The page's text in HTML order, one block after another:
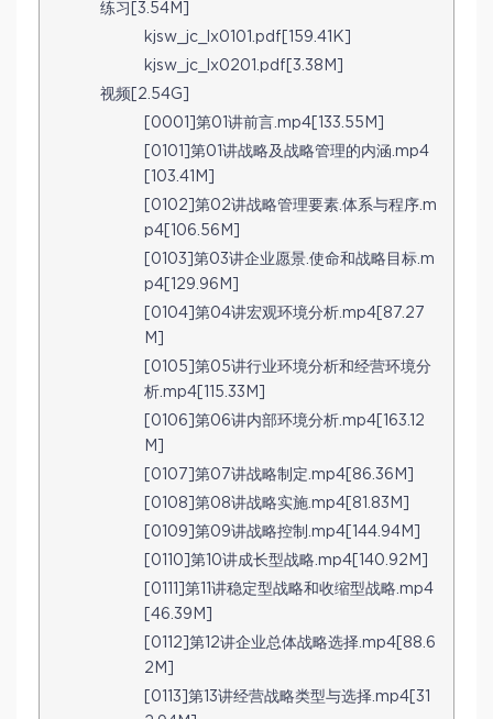
练习[3.54M]
kjsw_jc_lx0101.pdf[159.41K]
kjsw_jc_lx0201.pdf[3.38M]
视频[2.54G]
[0001]第01讲前言.mp4[133.55M]
[0101]第01讲战略及战略管理的内涵.mp4
[103.41M]
[0102]第02讲战略管理要素.体系与程序.m
p4[106.56M]
[0103]第03讲企业愿景.使命和战略目标.m
p4[129.96M]
[0104]第04讲宏观环境分析.mp4[87.27
M]
[0105]第05讲行业环境分析和经营环境分
析.mp4[115.33M]
[0106]第06讲内部环境分析.mp4[163.12
M]
[0107]第07讲战略制定.mp4[86.36M]
[0108]第08讲战略实施.mp4[81.83M]
[0109]第09讲战略控制.mp4[144.94M]
[0110]第10讲成长型战略.mp4[140.92M]
[0111]第11讲稳定型战略和收缩型战略.mp4
[46.39M]
[0112]第12讲企业总体战略选择.mp4[88.6
2M]
[0113]第13讲经营战略类型与选择.mp4[31